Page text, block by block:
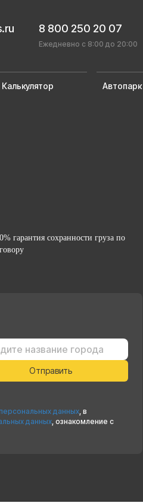
8 800 250 20 07
Ежедневно с 8:00 до 20:00
Калькулятор Автопарк
гарантия сохранности груза по
данных, в
данных, ознакомление с